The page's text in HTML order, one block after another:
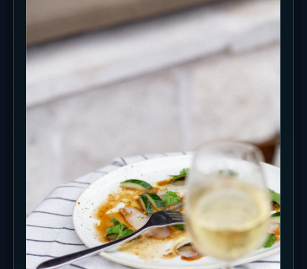
Spot Foto
Komposisi paling khas adalah daybed rendah,